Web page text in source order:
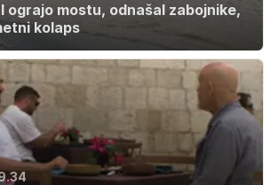
ograjo mostu, odnašal zabojnike,
kolaps